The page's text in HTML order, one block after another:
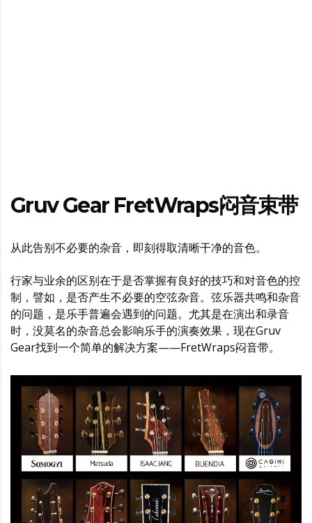
Gruv Gear FretWraps闷音束带
从此告别不必要的杂音，即刻得取清晰干净的音色。
行家与业余的区别在于是否掌握有良好的技巧和对音色的控
制，譬如，是否产生不必要的空弦杂音。弦乐器共鸣和杂音
的问题，是乐手普遍会遇到的问题。尤其是在演出和录音
时，没莫名的杂音总会影响乐手的演奏效果，现在Gruv
Gear找到一个简单的解决方案——FretWraps闷音带。